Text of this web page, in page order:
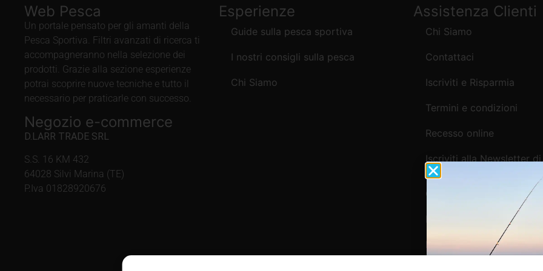
Web Pesca
Un portale pensato per gli amanti della
Pesca Sportiva. Filtri avanzati di ricerca ti
accompagneranno nella selezione dei
prodotti. Grazie alla sezione esperienze
potrai scoprire nuove tecniche e tutto il
necessario per praticarle con successo.
Negozio e-commerce
D.LARR TRADE SRL
S.S. 16 KM 432
64028 Silvi Marina (TE)
P.Iva 01828920676
Esperienze
Guide sulla pesca sportiva
I nostri consigli sulla pesca
Chi Siamo
Assistenza Clienti
Chi Siamo
Contattaci
Iscriviti e Risparmia
Termini e condizioni
Recesso online
Iscriviti alla Newsletter di
Webpesca
Cookie Policy e Consensi
Informativa e-commerce
Informativa newsletter e